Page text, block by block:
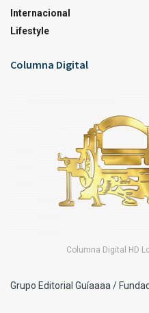
Internacional
Lifestyle
Columna Digital
Columna Digital HD
Grupo Editorial Guíaaaa /